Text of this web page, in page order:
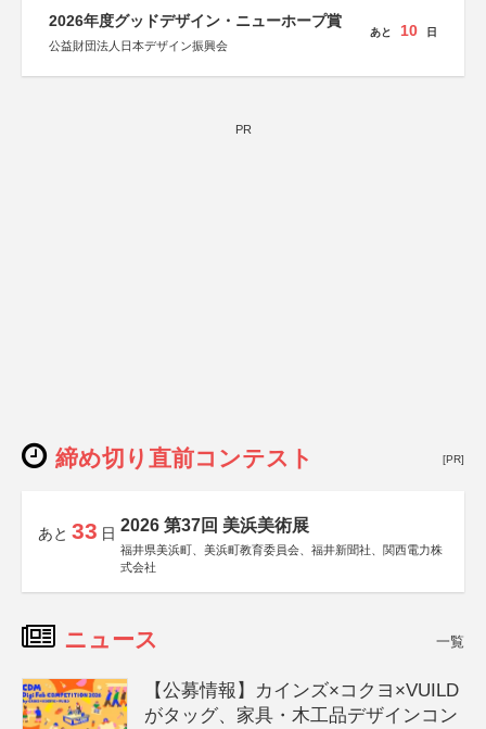
協力：読売新聞社
後援：厚生労働省
文部科学省
日本経済団体連合会
関西文化学術研究都市推進機構
2026年度グッドデザイン・ニューホープ賞
公益財団法人日本デザイン振興会
あと 10 日
PR
締め切り直前コンテスト [PR]
あと 33 日 2026 第37回 美浜美術展
福井県美浜町、美浜町教育委員会、福井新聞社、関西電力株
式会社
ニュース 一覧
【公募情報】カインズ×コクヨ×VUILD
がタッグ、家具・木工品デザインコン